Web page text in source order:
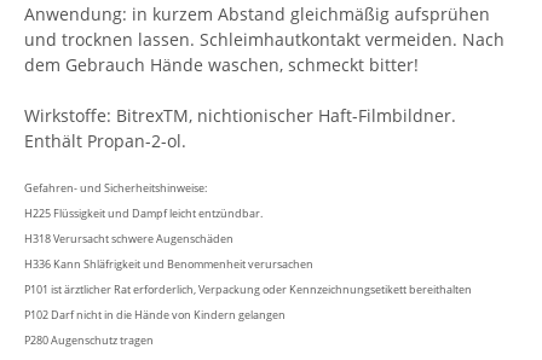
Anwendung: in kurzem Abstand gleichmäßig aufsprühen
und trocknen lassen. Schleimhautkontakt vermeiden. Nach
dem Gebrauch Hände waschen, schmeckt bitter!
Wirkstoffe: BitrexTM, nichtionischer Haft-Filmbildner.
Enthält Propan-2-ol.
Gefahren- und Sicherheitshinweise:
H225 Flüssigkeit und Dampf leicht entzündbar.
H318 Verursacht schwere Augenschäden
H336 Kann Shläfrigkeit und Benommenheit verursachen
P101 ist ärztlicher Rat erforderlich, Verpackung oder Kennzeichnungsetikett bereithalten
P102 Darf nicht in die Hände von Kindern gelangen
P280 Augenschutz tragen